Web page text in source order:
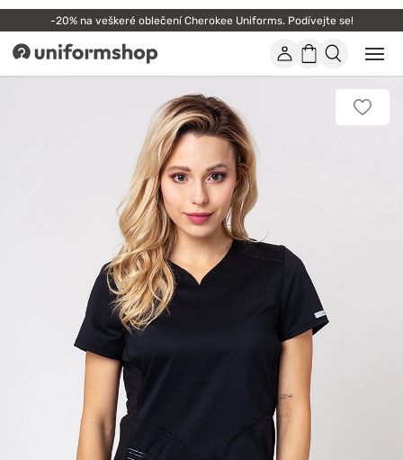
-20% na veškeré oblečení Cherokee Uniforms. Podívejte se!
Uniformshop ÚčetNákupní
košík
nebo
zavřít
Přidat
k